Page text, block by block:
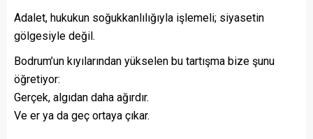
Adalet, hukukun soğukkanlılığıyla işlemeli; siyasetin
gölgesiyle değil.
Bodrum’un kıyılarından yükselen bu tartışma bize şunu
öğretiyor:
Gerçek, algıdan daha ağırdır.
Ve er ya da geç ortaya çıkar.